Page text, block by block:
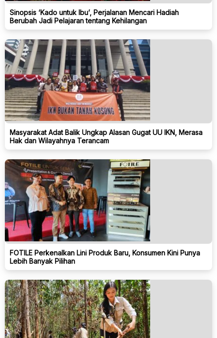
Sinopsis ‘Kado untuk Ibu’, Perjalanan Mencari Hadiah
Berubah Jadi Pelajaran tentang Kehilangan
Masyarakat Adat Balik Ungkap Alasan Gugat UU IKN, Merasa
Hak dan Wilayahnya Terancam
FOTILE Perkenalkan Lini Produk Baru, Konsumen Kini Punya
Lebih Banyak Pilihan